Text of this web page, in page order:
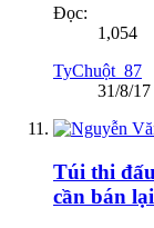
Đọc:
1,054
TyChuột_87
31/8/17
Túi thi
cần bán